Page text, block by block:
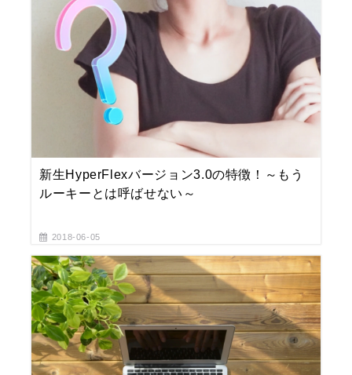
新生HyperFlexバージョン3.0の特徴！～もう
ルーキーとは呼ばせない～
2018-06-05